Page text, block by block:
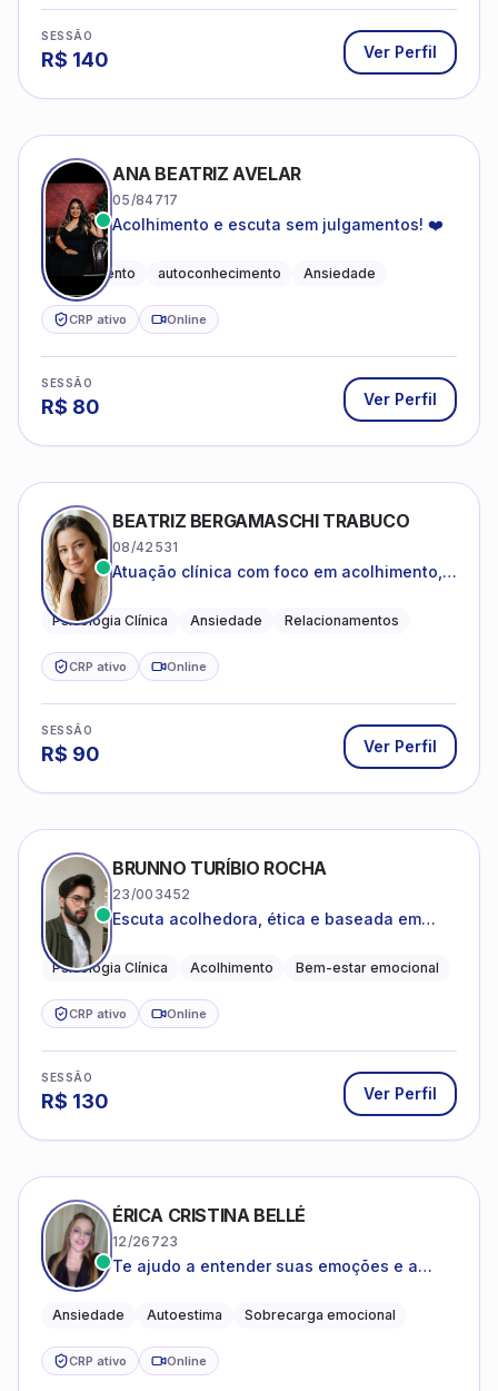
SESSÃO
R$ 140 Ver Perfil
ANA BEATRIZ AVELAR
05/84717
Acolhimento e escuta sem julgamentos! ❤️
Acolhimento autoconhecimento Ansiedade
CRP ativo Online
SESSÃO
R$ 80 Ver Perfil
BEATRIZ BERGAMASCHI TRABUCO
08/42531
Atuação clínica com foco em acolhimento,
Psicologia Clínica Ansiedade Relacionamentos
CRP ativo Online
SESSÃO
R$ 90 Ver Perfil
BRUNNO TURÍBIO ROCHA
23/003452
Escuta acolhedora, ética e baseada em
Psicologia Clínica Acolhimento Bem-estar emocional
CRP ativo Online
SESSÃO
R$ 130 Ver Perfil
ÉRICA CRISTINA BELLÉ
12/26723
Te ajudo a entender suas emoções e a
que você está vivendo
Ansiedade Autoestima Sobrecarga emocional
CRP ativo Online